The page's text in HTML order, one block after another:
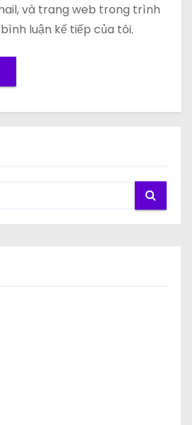
và trang web trong trình
luận kế tiếp của tôi.